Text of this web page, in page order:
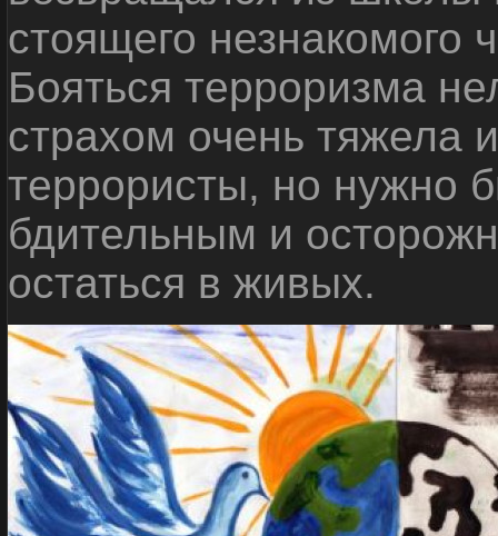
стоящего незнакомого
Бояться терроризма
страхом очень тяжела
террористы, но нужно
бдительным и
остаться в живых.